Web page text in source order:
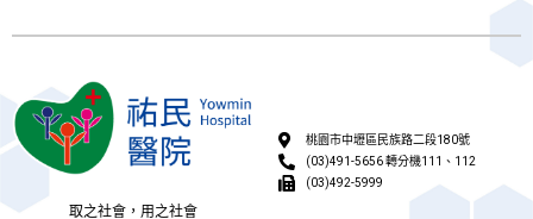
取之社會，用之社會
桃園市中壢區民族路二段180號
(03)491-5656 轉分機111、112
(03)492-5999